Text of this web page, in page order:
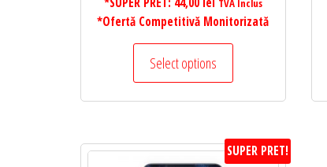
*Ofertă Competitivă Monitorizată
Select options
SUPER PRET!